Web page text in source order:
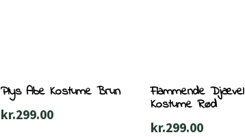
Plys Abe Kostume Brun
kr.299.00
Flammende Djævel
Kostume Rød
kr.299.00